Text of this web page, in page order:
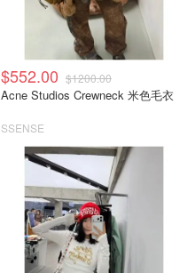
$552.00 $1200.00
Acne Studios Crewneck 米色毛衣
SSENSE